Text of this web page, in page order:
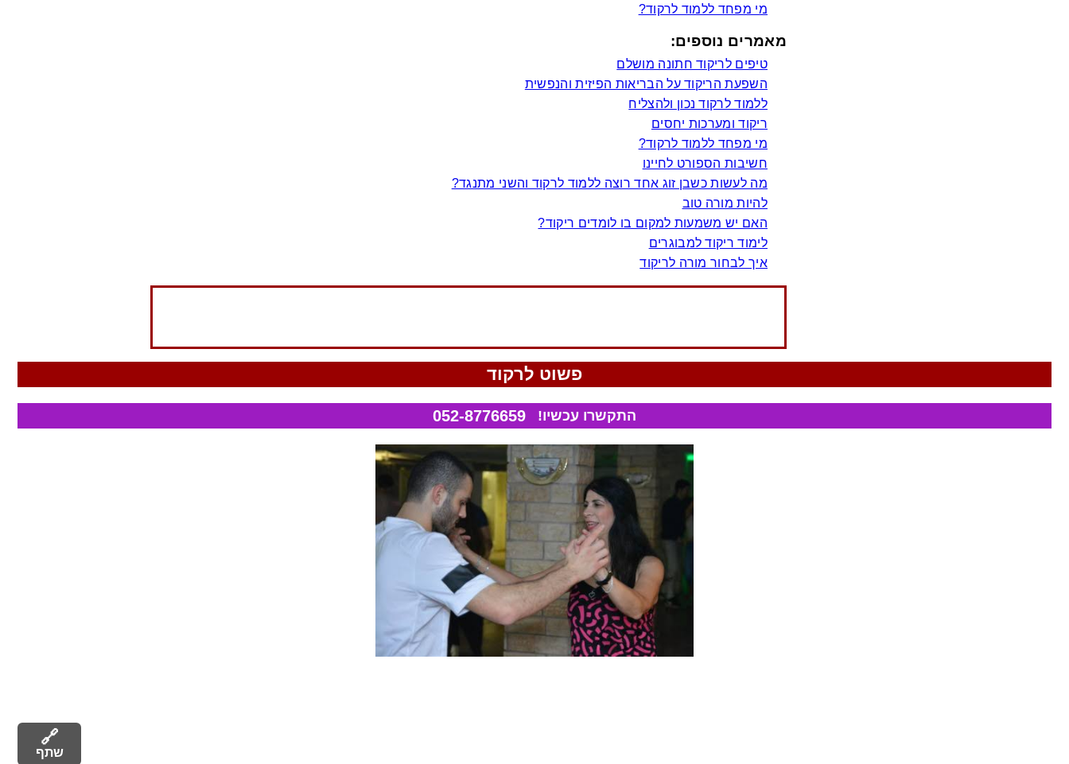
מי מפחד ללמוד לרקוד?
מאמרים נוספים:
טיפים לריקוד חתונה מושלם
השפעת הריקוד על הבריאות הפיזית והנפשית
ללמוד לרקוד נכון ולהצליח
ריקוד ומערכות יחסים
מי מפחד ללמוד לרקוד?
חשיבות הספורט לחיינו
מה לעשות כשבן זוג אחד רוצה ללמוד לרקוד והשני מתנגד?
להיות מורה טוב
האם יש משמעות למקום בו לומדים ריקוד?
לימוד ריקוד למבוגרים
איך לבחור מורה לריקוד
פשוט לרקוד
התקשרו עכשיו! 052-8776659
🔗
שתף